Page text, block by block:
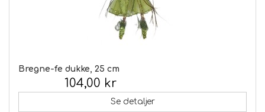
Bregne-fe dukke, 25 cm
104,00 kr
Se detaljer